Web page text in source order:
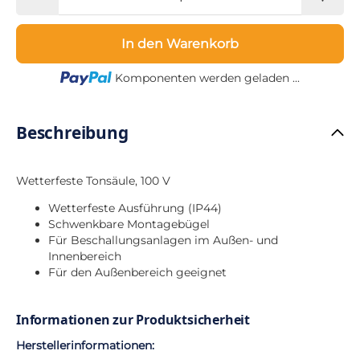
In den Warenkorb
Loading...
Komponenten werden geladen ...
Beschreibung
Wetterfeste Tonsäule, 100 V
Wetterfeste Ausführung (IP44)
Schwenkbare Montagebügel
Für Beschallungsanlagen im Außen- und
Innenbereich
Für den Außenbereich geeignet
Informationen zur Produktsicherheit
Herstellerinformationen: